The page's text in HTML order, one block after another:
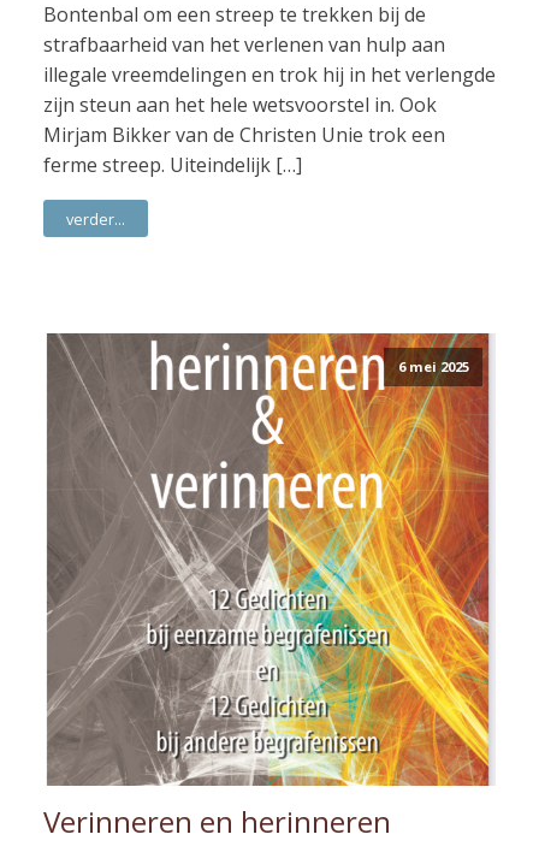
Bontenbal om een streep te trekken bij de
strafbaarheid van het verlenen van hulp aan
illegale vreemdelingen en trok hij in het verlengde
zijn steun aan het hele wetsvoorstel in. Ook
Mirjam Bikker van de Christen Unie trok een
ferme streep. Uiteindelijk […]
verder...
6 mei 2025
Verinneren en herinneren